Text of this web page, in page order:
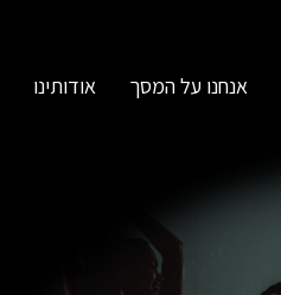
אנחנו על המסך אודותינו